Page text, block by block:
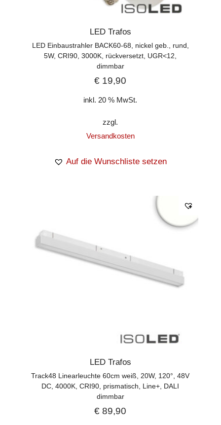
LED Trafos
LED Einbaustrahler BACK60-68, nickel geb., rund,
5W, CRI90, 3000K, rückversetzt, UGR<12,
dimmbar
€ 19,90
inkl. 20 % MwSt.
zzgl.
Versandkosten
Auf die Wunschliste setzen
LED Trafos
Track48 Linearleuchte 60cm weiß, 20W, 120°, 48V
DC, 4000K, CRI90, prismatisch, Line+, DALI
dimmbar
€ 89,90